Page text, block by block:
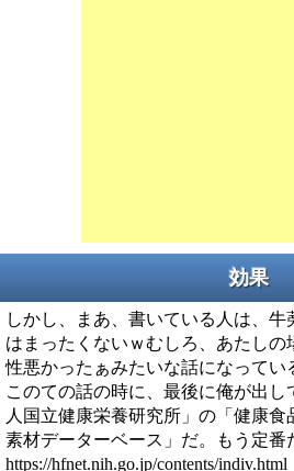
効果
しかし、まあ、書いている人は、
はまったくないｗむしろ、あたしの
性悪かったぁみたいな話になってい
このての話の時に、最後に俺が出
人国立健康栄養研究所」の「健康
素材データーベース」だ。もう定番
https://hfnet.nih.go.jp/contents/indiv.html